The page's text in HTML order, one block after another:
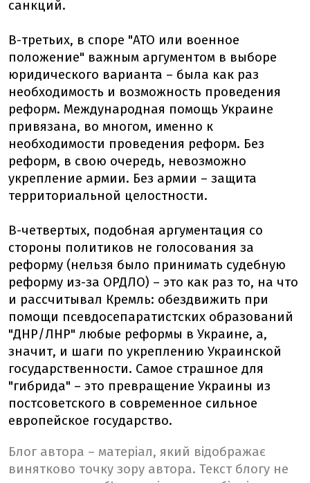
санкций.
В-третьих, в споре "АТО или военное
положение" важным аргументом в выборе
юридического варианта – была как раз
необходимость и возможность проведения
реформ. Международная помощь Украине
привязана, во многом, именно к
необходимости проведения реформ. Без
реформ, в свою очередь, невозможно
укрепление армии. Без армии – защита
территориальной целостности.
В-четвертых, подобная аргументация со
стороны политиков не голосования за
реформу (нельзя было принимать судебную
реформу из-за ОРДЛО) – это как раз то, на что
и рассчитывал Кремль: обездвижить при
помощи псевдосепаратистских образований
"ДНР/ЛНР" любые реформы в Украине, а,
значит, и шаги по укреплению Украинской
государственности. Самое страшное для
"гибрида" – это превращение Украины из
постсоветского в современное сильное
европейское государство.
Блог автора – матеріал, який відображає
винятково точку зору автора. Текст блогу не